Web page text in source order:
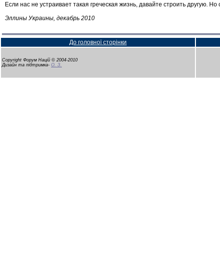
Если нас не устраивает такая греческая жизнь, давайте строить другую.
Эллины Украины, декабрь 2010
До головної сторінки
Copyright Форум Націй © 2004-2010
Дизайн та підтримка- О. З.